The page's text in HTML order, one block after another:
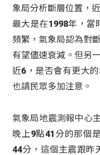
象局分析斷層位置，
最大是在1998年，當
頻繁，氣象局認為對
有望儘速衰減。但另
近6，是否會有更大
也請民眾多加注意。
氣象局地震測報中心
晚上9點41分的那個
44分，這個主震跟昨